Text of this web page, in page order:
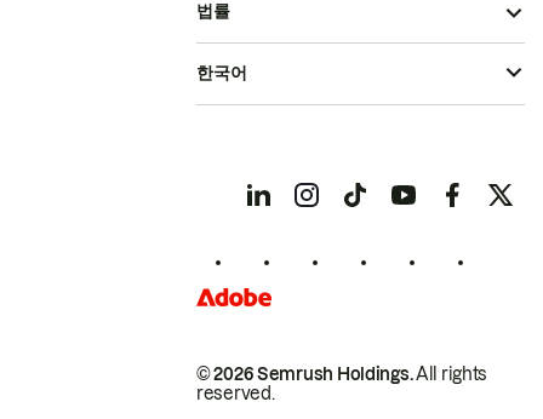
© 2026 Semrush Holdings.All rights
reserved.
법률
한국어